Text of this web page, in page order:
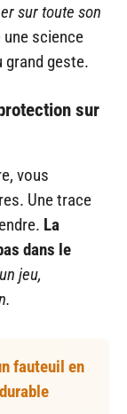
sur toute son
une science
grand geste.
sur
vous
Une trace
La
dans le
jeu,
fauteuil en